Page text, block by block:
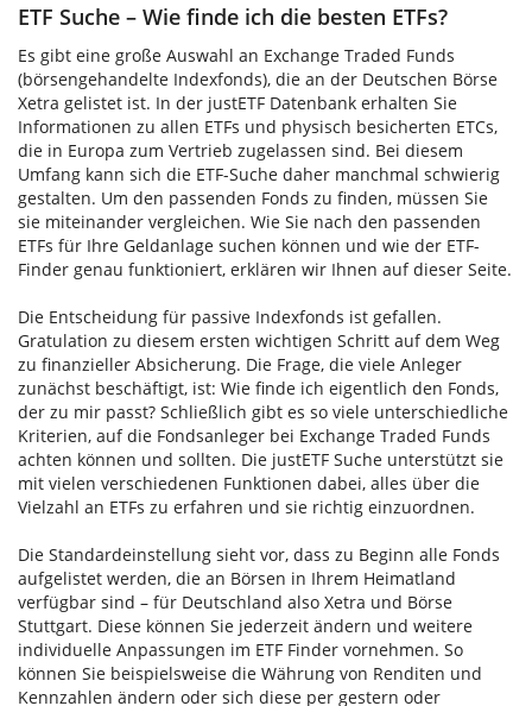
ETF Suche – Wie finde ich die besten ETFs?
Es gibt eine große Auswahl an Exchange Traded Funds
(börsengehandelte Indexfonds), die an der Deutschen Börse
Xetra gelistet ist. In der justETF Datenbank erhalten Sie
Informationen zu allen ETFs und physisch besicherten ETCs,
die in Europa zum Vertrieb zugelassen sind. Bei diesem
Umfang kann sich die ETF-Suche daher manchmal schwierig
gestalten. Um den passenden Fonds zu finden, müssen Sie
sie miteinander vergleichen. Wie Sie nach den passenden
ETFs für Ihre Geldanlage suchen können und wie der ETF-
Finder genau funktioniert, erklären wir Ihnen auf dieser Seite.
Die Entscheidung für passive Indexfonds ist gefallen.
Gratulation zu diesem ersten wichtigen Schritt auf dem Weg
zu finanzieller Absicherung. Die Frage, die viele Anleger
zunächst beschäftigt, ist: Wie finde ich eigentlich den Fonds,
der zu mir passt? Schließlich gibt es so viele unterschiedliche
Kriterien, auf die Fondsanleger bei Exchange Traded Funds
achten können und sollten. Die justETF Suche unterstützt sie
mit vielen verschiedenen Funktionen dabei, alles über die
Vielzahl an ETFs zu erfahren und sie richtig einzuordnen.
Die Standardeinstellung sieht vor, dass zu Beginn alle Fonds
aufgelistet werden, die an Börsen in Ihrem Heimatland
verfügbar sind – für Deutschland also Xetra und Börse
Stuttgart. Diese können Sie jederzeit ändern und weitere
individuelle Anpassungen im ETF Finder vornehmen. So
können Sie beispielsweise die Währung von Renditen und
Kennzahlen ändern oder sich diese per gestern oder